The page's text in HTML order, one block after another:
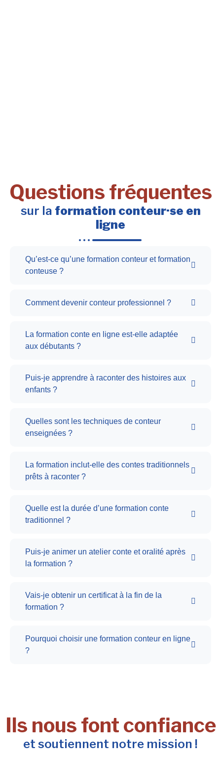
Questions fréquentes
sur la formation conteur·se en
ligne
Qu’est-ce qu’une formation conteur et formation
conteuse ?
Comment devenir conteur professionnel ?
La formation conte en ligne est-elle adaptée
aux débutants ?
Puis-je apprendre à raconter des histoires aux
enfants ?
Quelles sont les techniques de conteur
enseignées ?
La formation inclut-elle des contes traditionnels
prêts à raconter ?
Quelle est la durée d’une formation conte
traditionnel ?
Puis-je animer un atelier conte et oralité après
la formation ?
Vais-je obtenir un certificat à la fin de la
formation ?
Pourquoi choisir une formation conteur en ligne
?
Ils nous font confiance
et soutiennent notre mission !